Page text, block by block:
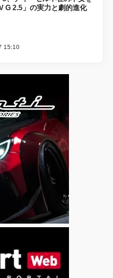
G 2.5」の実力と劇的進化
15:10